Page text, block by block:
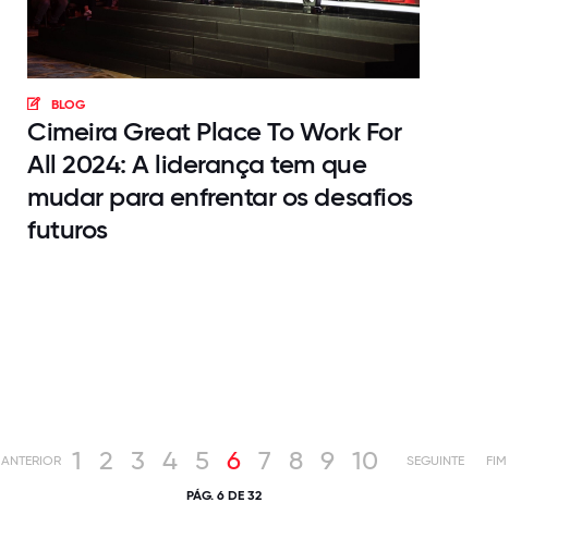
BLOG
Cimeira Great Place To Work For
All 2024: A liderança tem que
mudar para enfrentar os desafios
futuros
ANTERIOR 1 2 3 4 5 6 7 8 9 10 SEGUINTE FIM
PÁG. 6 DE 32